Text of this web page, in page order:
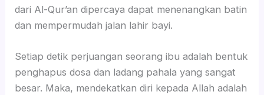
dari Al-Qur’an dipercaya dapat menenangkan batin
dan mempermudah jalan lahir bayi.
Setiap detik perjuangan seorang ibu adalah bentuk
penghapus dosa dan ladang pahala yang sangat
besar. Maka, mendekatkan diri kepada Allah adalah